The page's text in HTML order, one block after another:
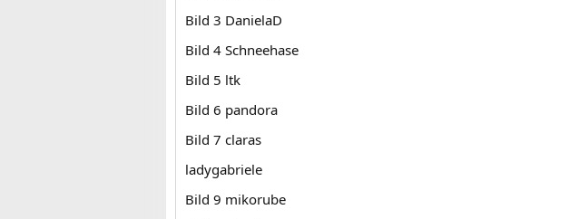
r
a
Bild 3 DanielaD
Bild 4 Schneehase
Bild 5 ltk
Bild 6 pandora
Bild 7 claras
ladygabriele
Bild 9 mikorube